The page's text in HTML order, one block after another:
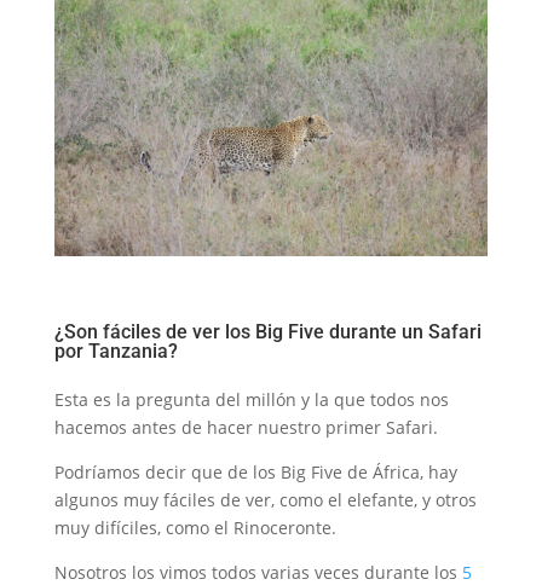
¿Son fáciles de ver los Big Five durante un Safari
por Tanzania?
Esta es la pregunta del millón y la que todos nos
hacemos antes de hacer nuestro primer Safari.
Podríamos decir que de los Big Five de África, hay
algunos muy fáciles de ver, como el elefante, y otros
muy difíciles, como el Rinoceronte.
Nosotros los vimos todos varias veces durante los 5